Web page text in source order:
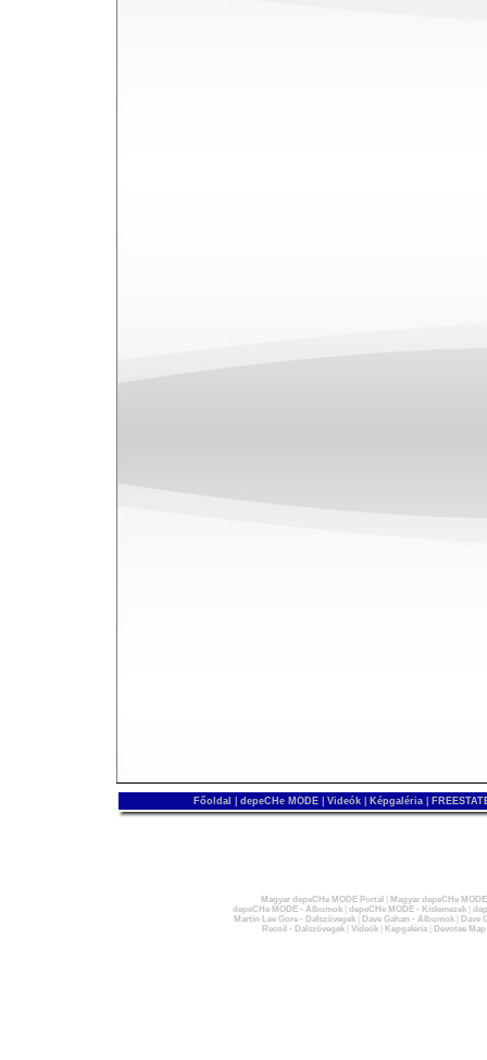
Főoldal depeCHe MODE Videók Képgaléria
Magyar depeCHe MODE Portál
Magyar depeCHe
depeCHe MODE - Albumok| depeCHe MODE - Kislemezek|
Martin Lee Gore - Dalszövegek| Dave Gahan - Albumok|
Dave
Recoil - Dalszövegek| Videók| Képgaléria| Devotee Map